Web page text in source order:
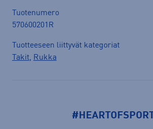
Tuotenumero
570600201R
Tuotteeseen liittyvät kategoriat
Takit, Rukka
#HEARTOFSPORT